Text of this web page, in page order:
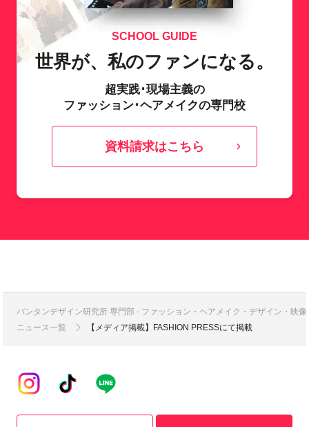
SCHOOL GUIDE
世界が、私のファンになる。
超実践･現場主義の
ファッション･ヘアメイクの専門校
資料請求はこちら
バンタンデザイン研究所 専門部 - ファッション・ヘアメイク・デザイン・映
ニュース一覧
【メディア掲載】FASHION PRESSにて掲載